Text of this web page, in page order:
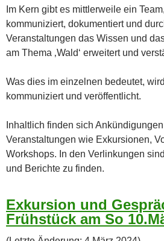
Im Kern gibt es mittlerweile ein
kommuniziert, dokumentiert und
Veranstaltungen das Wissen und
am Thema ‚Wald‘ erweitert und
Was dies im einzelnen bedeutet,
kommuniziert und veröffentlicht.
Inhaltlich finden sich
Veranstaltungen wie Exkursionen,
Workshops. In den Verlinkungen
und Berichte zu finden.
Exkursion und
Frühstück am So